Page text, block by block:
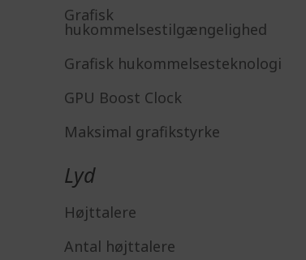
Grafisk
hukommelsestilgængelighed
Grafisk hukommelsesteknologi
GPU Boost Clock
Maksimal grafikstyrke
Lyd
Højttalere
Antal højttalere